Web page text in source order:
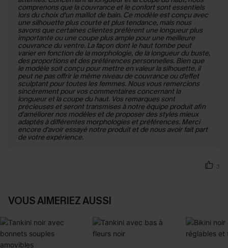
comprenons que la couvrance et le confort sont essentiels
lors du choix d'un maillot de bain. Ce modèle est conçu avec
une silhouette plus courte et plus tendance, mais nous
savons que certaines clientes préfèrent une longueur plus
importante ou une coupe plus ample pour une meilleure
couvrance du ventre. La façon dont le haut tombe peut
varier en fonction de la morphologie, de la longueur du buste,
des proportions et des préférences personnelles. Bien que
le modèle soit conçu pour mettre en valeur la silhouette, il
peut ne pas offrir le même niveau de couvrance ou d'effet
sculptant pour toutes les femmes. Nous vous remercions
sincèrement pour vos commentaires concernant la
longueur et la coupe du haut. Vos remarques sont
précieuses et seront transmises à notre équipe produit afin
d'améliorer nos modèles et de proposer des styles mieux
adaptés à différentes morphologies et préférences. Merci
encore d'avoir essayé notre produit et de nous avoir fait part
de votre expérience.
3
VOUS AIMERIEZ AUSSI